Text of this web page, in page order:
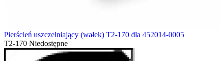
Pierścień uszczelniający (wałek) T2-170 dla 452014-0005
T2-170 Niedostępne